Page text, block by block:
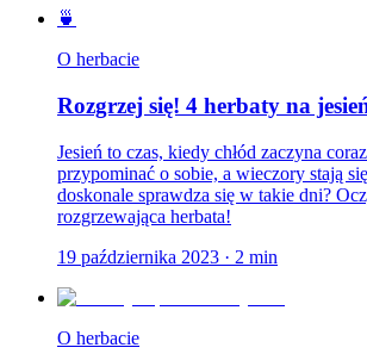
🍵
O herbacie
Rozgrzej się! 4 herbaty na
Jesień to czas, kiedy chłód zaczyna
przypominać o sobie, a wieczory stają
doskonale sprawdza się w takie dni?
rozgrzewająca herbata!
19 października 2023 · 2 min
O herbacie